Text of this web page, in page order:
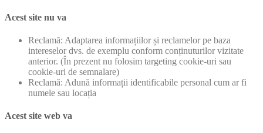
Acest site nu va
Reclamă: Adaptarea informațiilor și reclamelor pe baza
intereselor dvs. de exemplu conform conținuturilor vizitate
anterior. (În prezent nu folosim targeting cookie-uri sau
cookie-uri de semnalare)
Reclamă: Adună informații identificabile personal cum ar fi
numele sau locația
Acest site web va